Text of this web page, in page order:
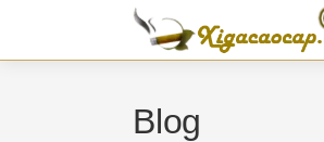
content
Blog